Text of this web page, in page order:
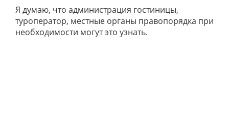
Я думаю, что администрация гостиницы,
туроператор, местные органы правопорядка при
необходимости могут это узнать.